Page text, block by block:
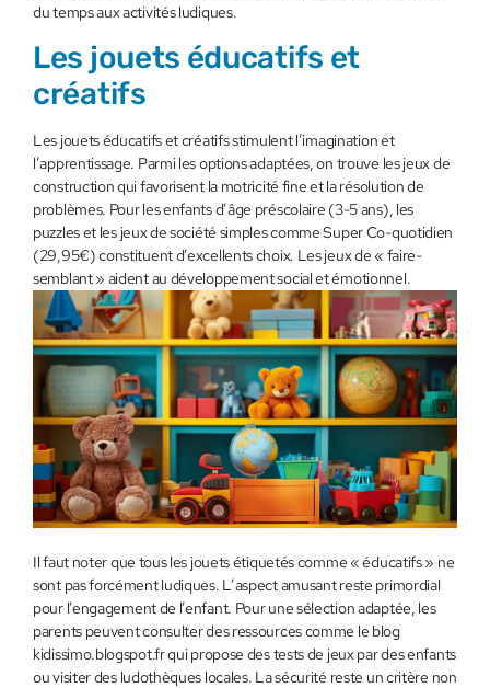
du temps aux activités ludiques.
Les jouets éducatifs et
créatifs
Les jouets éducatifs et créatifs stimulent l’imagination et
l’apprentissage. Parmi les options adaptées, on trouve les jeux de
construction qui favorisent la motricité fine et la résolution de
problèmes. Pour les enfants d’âge préscolaire (3-5 ans), les
puzzles et les jeux de société simples comme Super Co-quotidien
(29,95€) constituent d’excellents choix. Les jeux de « faire-
semblant » aident au développement social et émotionnel.
Il faut noter que tous les jouets étiquetés comme « éducatifs » ne
sont pas forcément ludiques. L’aspect amusant reste primordial
pour l’engagement de l’enfant. Pour une sélection adaptée, les
parents peuvent consulter des ressources comme le blog
kidissimo.blogspot.fr qui propose des tests de jeux par des enfants
ou visiter des ludothèques locales. La sécurité reste un critère non